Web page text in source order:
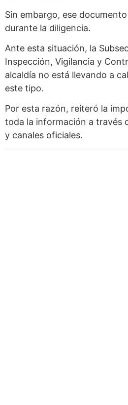
Sin embargo, ese
durante la diligencia.
Ante esta situación, la
Inspección, Vigilancia y
alcaldía no está llevando a
este tipo.
Por esta razón, reiteró la
toda la información a través
y canales oficiales.